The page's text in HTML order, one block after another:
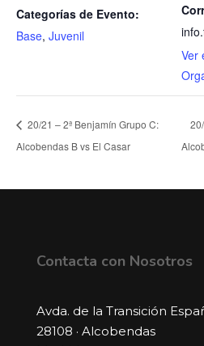
Categorías de Evento:
Base, Juvenil
Ver
20/21 – 2ª Benjamín Grupo C:
Alcobendas B vs El Casar
Contacta con Nosotros
Avda. de la Transición
28108 · Alcobendas